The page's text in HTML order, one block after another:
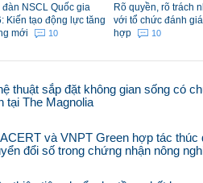
đàn NSCL Quốc gia
Kiến tạo động lực tăng
mới
10
Rõ quyền, rõ trách
với tổ chức đánh
hợp
10
thuật sắp đặt không gian sống có
tại The Magnolia
và VNPT Green hợp tác thúc
đổi số trong chứng nhận nông